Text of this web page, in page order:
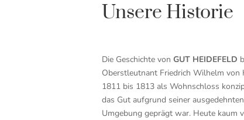
Unsere Historie
Die Geschichte von GUT HEIDEFELD
Oberstleutnant Friedrich Wilhelm von
1811 bis 1813 als Wohnschloss
das Gut aufgrund seiner
Umgebung geprägt war. Heute kaum